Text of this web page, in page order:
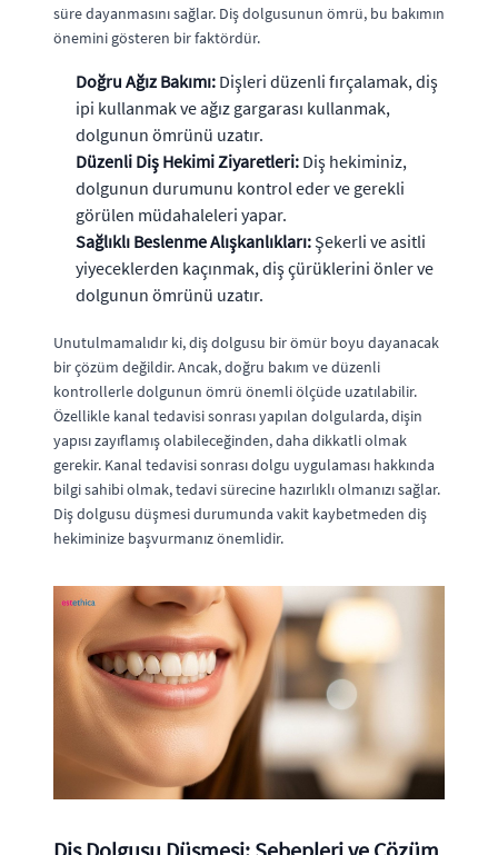
süre dayanmasını sağlar. Diş dolgusunun ömrü, bu bakımın
önemini gösteren bir faktördür.
Doğru Ağız Bakımı: Dişleri düzenli fırçalamak, diş
ipi kullanmak ve ağız gargarası kullanmak,
dolgunun ömrünü uzatır.
Düzenli Diş Hekimi Ziyaretleri: Diş hekiminiz,
dolgunun durumunu kontrol eder ve gerekli
görülen müdahaleleri yapar.
Sağlıklı Beslenme Alışkanlıkları: Şekerli ve asitli
yiyeceklerden kaçınmak, diş çürüklerini önler ve
dolgunun ömrünü uzatır.
Unutulmamalıdır ki, diş dolgusu bir ömür boyu dayanacak
bir çözüm değildir. Ancak, doğru bakım ve düzenli
kontrollerle dolgunun ömrü önemli ölçüde uzatılabilir.
Özellikle kanal tedavisi sonrası yapılan dolgularda, dişin
yapısı zayıflamış olabileceğinden, daha dikkatli olmak
gerekir. Kanal tedavisi sonrası dolgu uygulaması hakkında
bilgi sahibi olmak, tedavi sürecine hazırlıklı olmanızı sağlar.
Diş dolgusu düşmesi durumunda vakit kaybetmeden diş
hekiminize başvurmanız önemlidir.